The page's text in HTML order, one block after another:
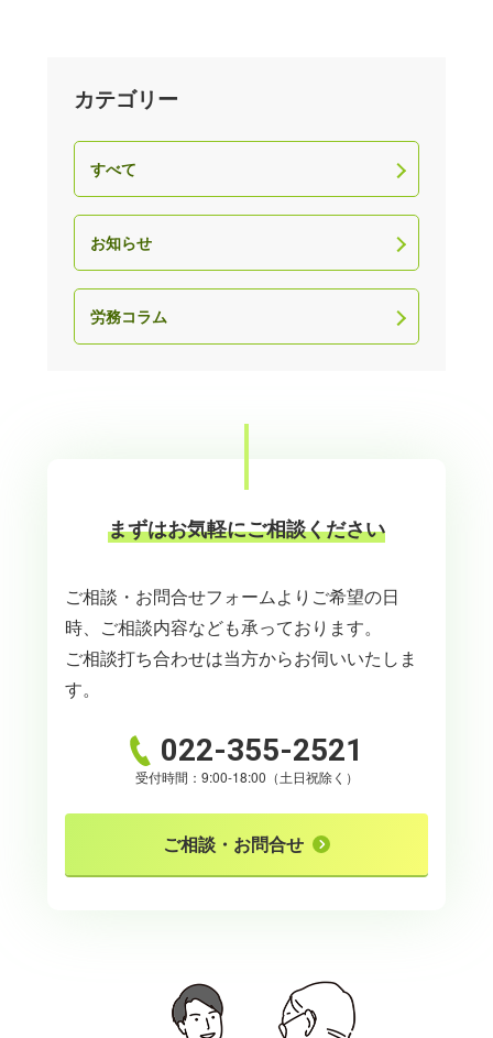
カテゴリー
すべて
お知らせ
労務コラム
まずはお気軽にご相談ください
ご相談・お問合せフォームよりご希望の日
時、ご相談内容なども承っております。
ご相談打ち合わせは当方からお伺いいたしま
す。
022-355-2521
受付時間：9:00-18:00（土日祝除く）
ご相談・お問合せ